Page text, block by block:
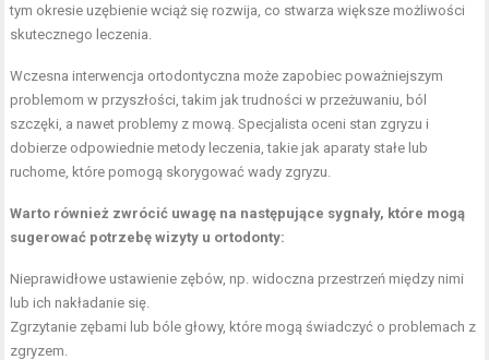
tym okresie uzębienie wciąż się rozwija, co stwarza większe możliwości
skutecznego leczenia.
Wczesna interwencja ortodontyczna może zapobiec poważniejszym
problemom w przyszłości, takim jak trudności w przeżuwaniu, ból
szczęki, a nawet problemy z mową. Specjalista oceni stan zgryzu i
dobierze odpowiednie metody leczenia, takie jak aparaty stałe lub
ruchome, które pomogą skorygować wady zgryzu.
Warto również zwrócić uwagę na następujące sygnały, które mogą
sugerować potrzebę wizyty u ortodonty:
Nieprawidłowe ustawienie zębów, np. widoczna przestrzeń między nimi
lub ich nakładanie się.
Zgrzytanie zębami lub bóle głowy, które mogą świadczyć o problemach z
zgryzem.